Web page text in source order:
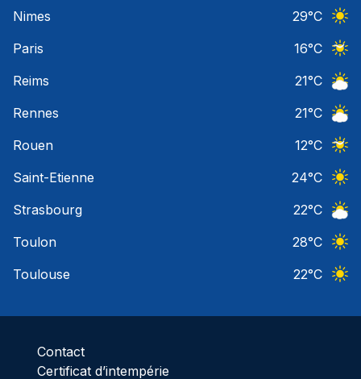
Nimes
29°C
Paris
16°C
Reims
21°C
Rennes
21°C
Rouen
12°C
Saint-Etienne
24°C
Strasbourg
22°C
Toulon
28°C
Toulouse
22°C
Contact
Certificat d’intempérie